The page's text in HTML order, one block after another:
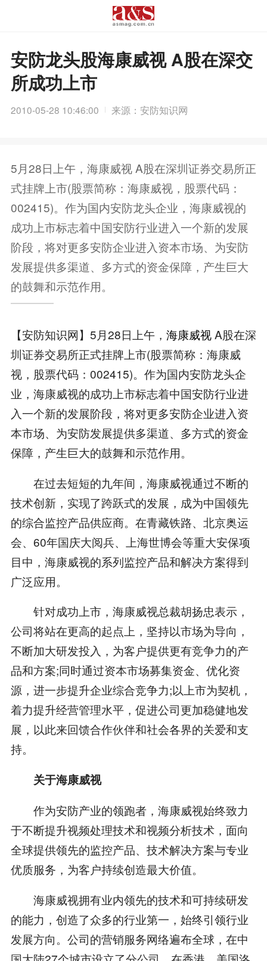
安防龙头股海康威视 A股在深交
所成功上市
2010-05-28 10:46:00 来源：安防知识网
5月28日上午，海康威视 A股在深圳证券交易所正
式挂牌上市(股票简称：海康威视，股票代码：
002415)。作为国内安防龙头企业，海康威视的
成功上市标志着中国安防行业进入一个新的发展
阶段，将对更多安防企业进入资本市场、为安防
发展提供多渠道、多方式的资金保障，产生巨大
的鼓舞和示范作用。
【安防知识网】5月28日上午， 海康威视A股在深
圳证券交易所正式挂牌上市(股票简称：海康威
视，股票代码：002415)。作为国内安防龙头企
业，海康威视的成功上市标志着中国安防行业进
入一个新的发展阶段，将对更多安防企业进入资
本市场、为安防发展提供多渠道、多方式的资金
保障，产生巨大的鼓舞和示范作用。
在过去短短的九年间，海康威视通过不断的
技术创新，实现了跨跃式的发展，成为中国领先
的综合监控产品供应商。在青藏铁路、北京奥运
会、60年国庆大阅兵、上海世博会等重大安保项
目中，海康威视的系列监控产品和解决方案得到
广泛应用。
针对成功上市，海康威视总裁胡扬忠表示，
公司将站在更高的起点上，坚持以市场为导向，
不断加大研发投入，为客户提供更有竞争力的产
品和方案;同时通过资本市场募集资金、优化资
源，进一步提升企业综合竞争力;以上市为契机，
着力提升经营管理水平，促进公司更加稳健地发
展，以此来回馈合作伙伴和社会各界的关爱和支
持。
关于海康威视
作为安防产业的领跑者，海康威视始终致力
于不断提升视频处理技术和视频分析技术，面向
全球提供领先的监控产品、技术解决方案与专业
优质服务，为客户持续创造最大价值。
海康威视拥有业内领先的技术和可持续研发
的能力，创造了众多的行业第一，始终引领行业
发展方向。公司的营销服务网络遍布全球，在中